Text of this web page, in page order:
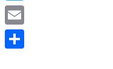
Telegram
Email